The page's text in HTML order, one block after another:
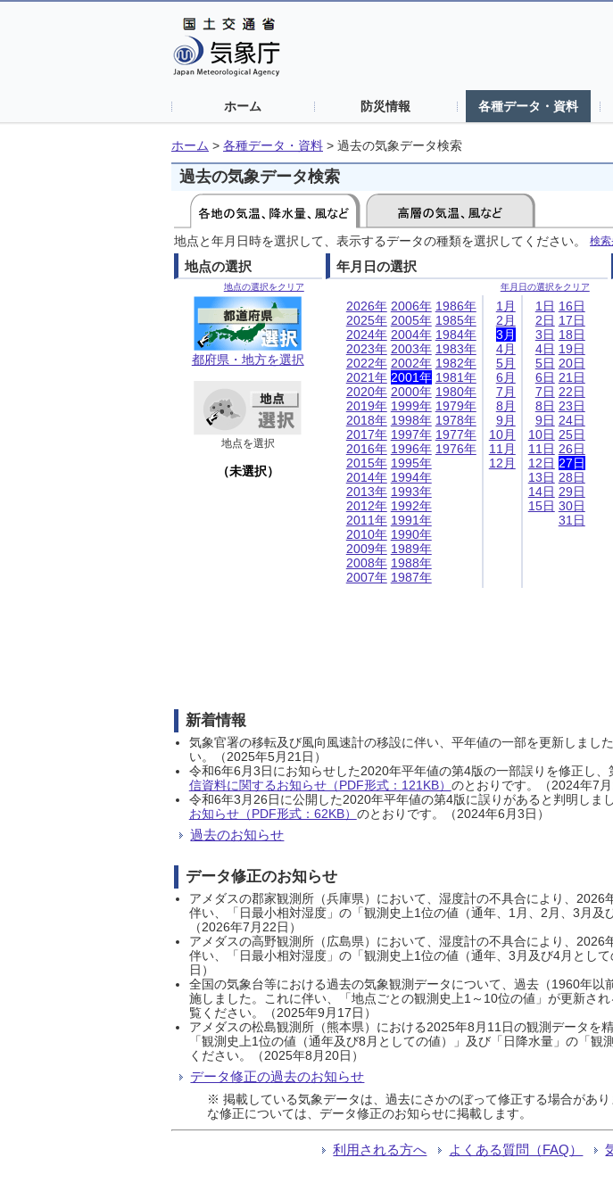
ホーム 防災情報 各種データ・資料
ホーム > 各種データ・資料 > 過去の気象データ検索
過去の気象データ検索
地点と年月日時を選択して、表示するデータの種類を選択してください。 検索
地点の選択
地点の選択をクリア
都府県・地方を選択
地点を選択
（未選択）
年月日の選択
年月日の選択をクリア
2026年
2025年
2024年
2023年
2022年
2021年
2020年
2019年
2018年
2017年
2016年
2015年
2014年
2013年
2012年
2011年
2010年
2009年
2008年
2007年
2006年
2005年
2004年
2003年
2002年
2001年
2000年
1999年
1998年
1997年
1996年
1995年
1994年
1993年
1992年
1991年
1990年
1989年
1988年
1987年
1986年
1985年
1984年
1983年
1982年
1981年
1980年
1979年
1978年
1977年
1976年
1月
2月
3月
4月
5月
6月
7月
8月
9月
10月
11月
12月
1日
2日
3日
4日
5日
6日
7日
8日
9日
10日
11日
12日
13日
14日
15日
16日
17日
18日
19日
20日
21日
22日
23日
24日
25日
26日
27日
28日
29日
30日
31日
新着情報
気象官署の移転及び風向風速計の移設に伴い、平年値の一部を更新しまし
い。（2025年5月21日）
令和6年6月3日にお知らせした2020年平年値の第4版の一部誤りを修正し
信資料に関するお知らせ（PDF形式：121KB） のとおりです。（2024年7月
令和6年3月26日に公開した2020年平年値の第4版に誤りがあると判明しま
お知らせ（PDF形式：62KB） のとおりです。（2024年6月3日）
過去のお知らせ
データ修正のお知らせ
アメダスの郡家観測所（兵庫県）において、湿度計の不具合により、
伴い、「日最小相対湿度」の「観測史上1位の値（通年、1月、2月、3月及
（2026年7月22日）
アメダスの高野観測所（広島県）において、湿度計の不具合により、
伴い、「日最小相対湿度」の「観測史上1位の値（通年、3月及び4月とし
日）
全国の気象台等における過去の気象観測データについて、過去（1960年
施しました。これに伴い、「地点ごとの観測史上1～10位の値」が更新さ
覧ください。（2025年9月17日）
アメダスの松島観測所（熊本県）における2025年8月11日の観測データ
「観測史上1位の値（通年及び8月としての値）」及び「日降水量」の「
ください。（2025年8月20日）
データ修正の過去のお知らせ
※ 掲載している気象データは、過去にさかのぼって修正する場合があ
な修正については、データ修正のお知らせに掲載します。
利用される方へ よくある質問（FAQ）